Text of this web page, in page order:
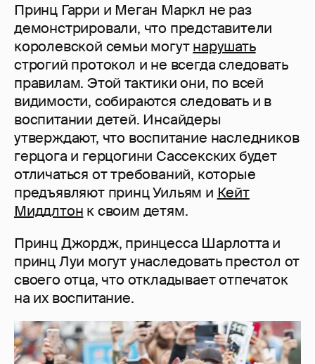
Принц Гарри и Меган Маркл не раз
демонстрировали, что представители
королевской семьи могутнарушать
строгий протокол и не всегда следовать
правилам. Этой тактики они, по всей
видимости, собираются следовать и в
воспитании детей. Инсайдеры
утверждают, что воспитание наследников
герцога и герцогини Сассекских будет
отличаться от требований, которые
предъявляют принц Уильям и Кейт
Миддлтон к своим детям.
Принц Джордж, принцесса Шарлотта и
принц Луи могут унаследовать престол от
своего отца, что откладывает отпечаток
на их воспитание.